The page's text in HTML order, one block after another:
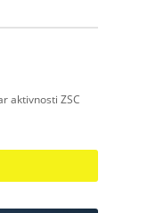
aktivnosti ZSC